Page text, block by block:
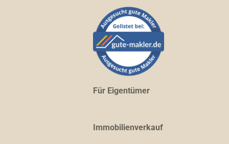
Für Eigentümer
Immobilienverkauf